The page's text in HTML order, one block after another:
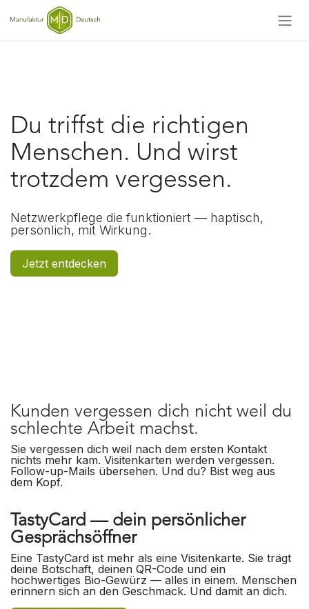
Zum Inhalt springen
Du triffst die richtigen
Menschen. Und wirst
trotzdem vergessen.
Netzwerkpflege die funktioniert — haptisch,
persönlich, mit Wirkung.
Jetzt entdecken
Kunden vergessen dich nicht weil du
schlechte Arbeit machst.
Sie vergessen dich weil nach dem ersten Kontakt
nichts mehr kam. Visitenkarten werden vergessen.
Follow-up-Mails übersehen. Und du? Bist weg aus
dem Kopf.
TastyCard — dein persönlicher
Gesprächsöffner
Eine TastyCard ist mehr als eine Visitenkarte. Sie trägt
deine Botschaft, deinen QR-Code und ein
hochwertiges Bio-Gewürz — alles in einem. Menschen
erinnern sich an den Geschmack. Und damit an dich.